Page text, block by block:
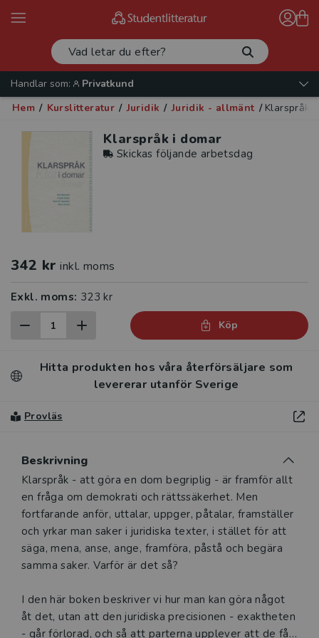
Handlar som:
Privatkund
Hem / Kurslitteratur / Juridik / Juridik - allmänt / Klarspråk i
Klarspråk i domar
Skickas följande arbetsdag
342 kr inkl. moms
Exkl. moms: 323 kr
Köp
Hitta produkten hos våra återförsäljare som
levererar utanför Sverige
Provläs
Beskrivning
Beskrivning
Klarspråk - att göra en dom begriplig - är framför allt
en fråga om demokrati och rättssäkerhet. Men
fortfarande anför, uttalar, uppger, påtalar, framställer
och yrkar man saker i juridiska texter, i stället för att
säga, mena, anse, ange, framföra, påstå och begära
samma saker. Varför är det så?
I den här boken beskriver vi hur man kan göra något
åt det, utan att den juridiska precisionen - exaktheten
- går förlorad, och så att parterna upplever att de får